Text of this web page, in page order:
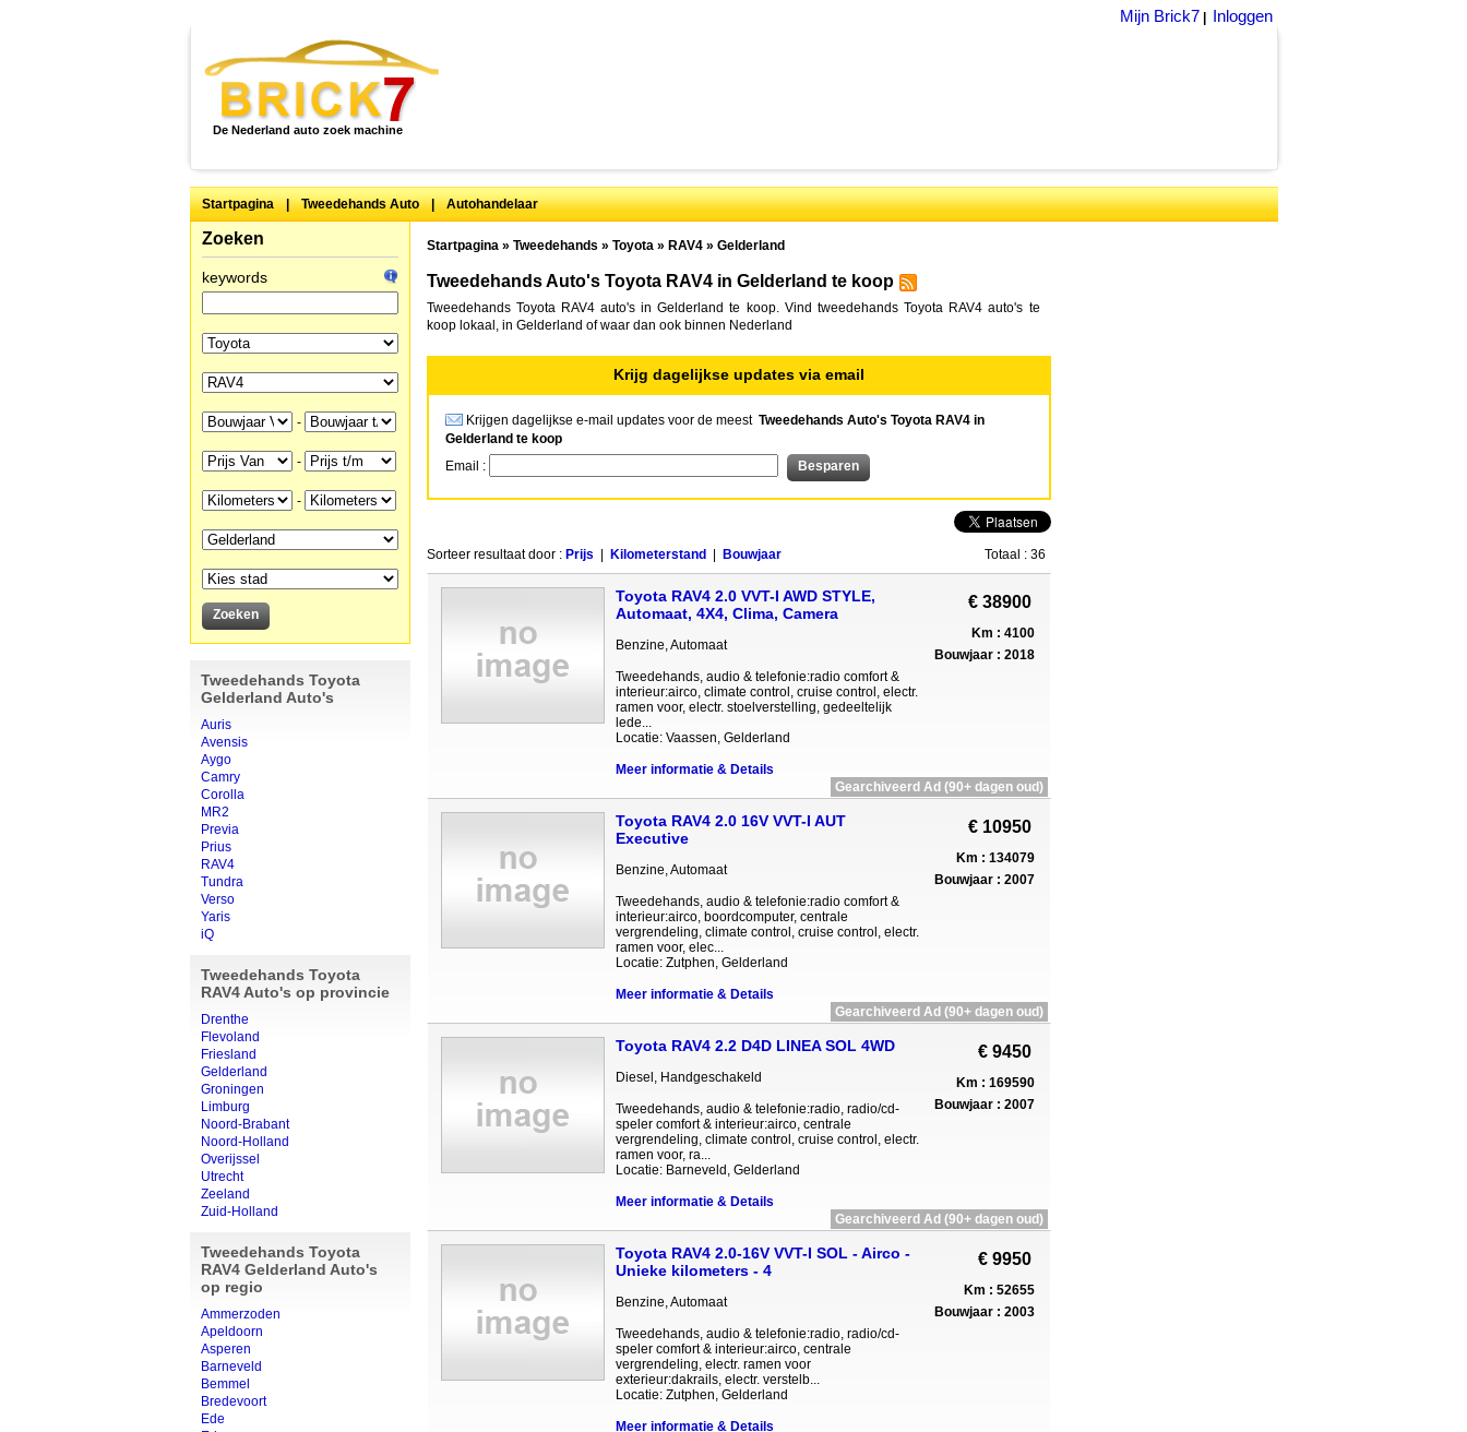
Mijn Brick7 Inloggen
De Nederland auto zoek machine
Startpagina | Tweedehands Auto | Autohandelaar
Zoeken
keywords
-
-
-
Tweedehands Toyota
Gelderland Auto's
Auris
Avensis
Aygo
Camry
Corolla
MR2
Previa
Prius
RAV4
Tundra
Verso
Yaris
iQ
Tweedehands Toyota
RAV4 Auto's op provincie
Drenthe
Flevoland
Friesland
Gelderland
Groningen
Limburg
Noord-Brabant
Noord-Holland
Overijssel
Utrecht
Zeeland
Zuid-Holland
Tweedehands Toyota
RAV4 Gelderland Auto's
op regio
Ammerzoden
Apeldoorn
Asperen
Barneveld
Bemmel
Bredevoort
Ede
Startpagina» Tweedehands » Toyota» RAV4» Gelderland
Tweedehands Auto's Toyota RAV4 in Gelderland te koop
Tweedehands Toyota RAV4 auto's in Gelderland te koop. Vind tweedehands Toyota RAV4 auto's te
koop lokaal, in Gelderland of waar dan ook binnen Nederland
Krijg dagelijkse updates via email
Krijgen dagelijkse e-mail updates voor de meest Tweedehands Auto's Toyota RAV4 in
Gelderland te koop
Email :
Sorteer resultaat door : Prijs Kilometerstand Bouwjaar Totaal : 36
Toyota RAV4 2.0 VVT-I AWD STYLE,
Automaat, 4X4, Clima, Camera
Benzine, Automaat
Tweedehands, audio & telefonie:radio comfort &
interieur:airco, climate control, cruise control, electr.
ramen voor, electr. stoelverstelling, gedeeltelijk
lede...
Locatie: Vaassen, Gelderland
Meer informatie & Details
€ 38900
Km : 4100
Bouwjaar : 2018
Gearchiveerd Ad (90+ dagen oud)
Toyota RAV4 2.0 16V VVT-I AUT
Executive
Benzine, Automaat
Tweedehands, audio & telefonie:radio comfort &
interieur:airco, boordcomputer, centrale
vergrendeling, climate control, cruise control, electr.
ramen voor, elec...
Locatie: Zutphen, Gelderland
Meer informatie & Details
€ 10950
Km : 134079
Bouwjaar : 2007
Gearchiveerd Ad (90+ dagen oud)
Toyota RAV4 2.2 D4D LINEA SOL 4WD
Diesel, Handgeschakeld
Tweedehands, audio & telefonie:radio, radio/cd-
speler comfort & interieur:airco, centrale
vergrendeling, climate control, cruise control, electr.
ramen voor, ra...
Locatie: Barneveld, Gelderland
Meer informatie & Details
€ 9450
Km : 169590
Bouwjaar : 2007
Gearchiveerd Ad (90+ dagen oud)
Toyota RAV4 2.0-16V VVT-I SOL - Airco -
Unieke kilometers - 4
Benzine, Automaat
Tweedehands, audio & telefonie:radio, radio/cd-
speler comfort & interieur:airco, centrale
vergrendeling, electr. ramen voor
exterieur:dakrails, electr. verstelb...
Locatie: Zutphen, Gelderland
Meer informatie & Details
€ 9950
Km : 52655
Bouwjaar : 2003